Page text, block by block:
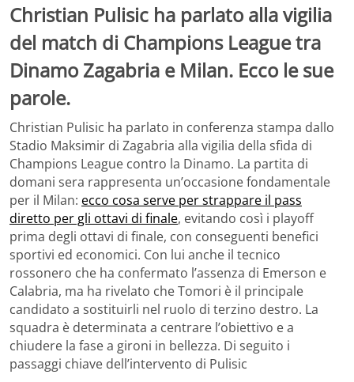
Christian Pulisic ha parlato alla vigilia
del match di Champions League tra
Dinamo Zagabria e Milan. Ecco le sue
parole.
Christian Pulisic ha parlato in conferenza stampa dallo
Stadio Maksimir di Zagabria alla vigilia della sfida di
Champions League contro la Dinamo. La partita di
domani sera rappresenta un’occasione fondamentale
per il Milan: ecco cosa serve per strappare il pass
diretto per gli ottavi di finale, evitando così i playoff
prima degli ottavi di finale, con conseguenti benefici
sportivi ed economici. Con lui anche il tecnico
rossonero che ha confermato l’assenza di Emerson e
Calabria, ma ha rivelato che Tomori è il principale
candidato a sostituirli nel ruolo di terzino destro. La
squadra è determinata a centrare l’obiettivo e a
chiudere la fase a gironi in bellezza. Di seguito i
passaggi chiave dell’intervento di Pulisic